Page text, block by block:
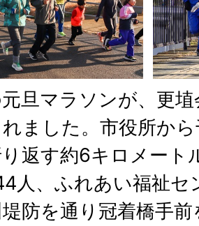
旦マラソンが、更
ました。市役所か
返す約6キロメート
人、ふれあい福祉セ
防を通り冠着橋手